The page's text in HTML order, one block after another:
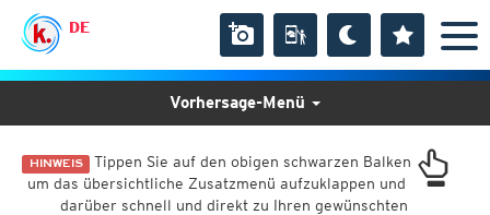
DE
HINWEIS Tippen Sie auf den obigen schwarzen Balken
um das übersichtliche Zusatzmenü aufzuklappen und
darüber schnell und direkt zu Ihren gewünschten
Vorhersage-Menü